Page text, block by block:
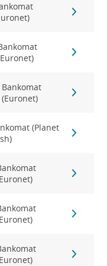
Bankomat
(Euronet)
(Planet